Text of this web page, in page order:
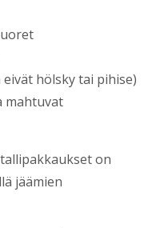
hölsky tai pihise)
mahtuvat
on
jäämien